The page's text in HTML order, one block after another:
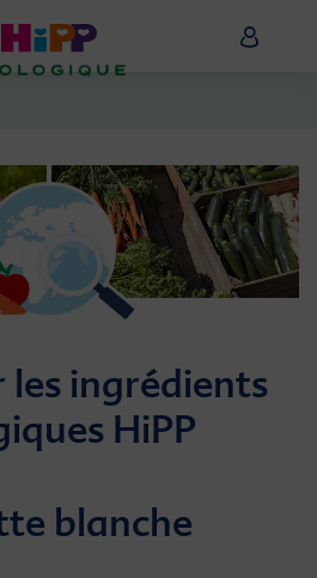
HiPP
les ingrédients
HiPP
blanche